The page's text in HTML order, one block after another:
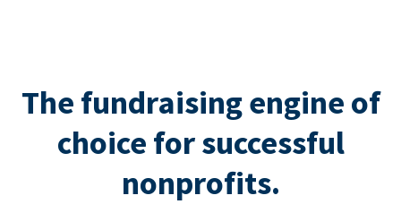
The fundraising engine of
choice for successful
nonprofits.